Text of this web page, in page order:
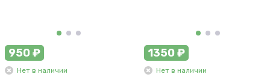
950 ₽
Нет в наличии
1350 ₽
Нет в наличии